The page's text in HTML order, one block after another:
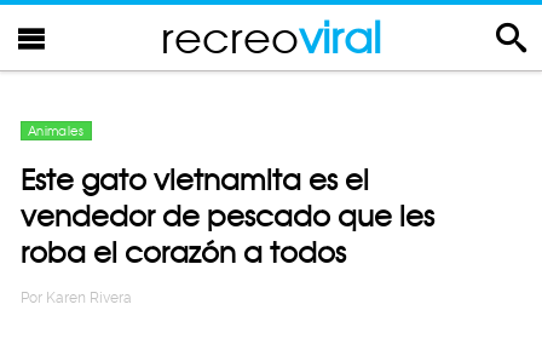
recreoviral
Animales
Este gato vietnamita es el
vendedor de pescado que les
roba el corazón a todos
Por Karen Rivera